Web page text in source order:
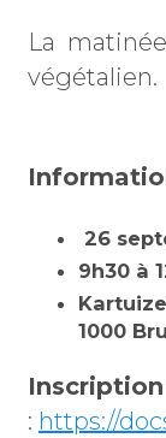
La
végétalien.
26
9h30 à
1000
: https://